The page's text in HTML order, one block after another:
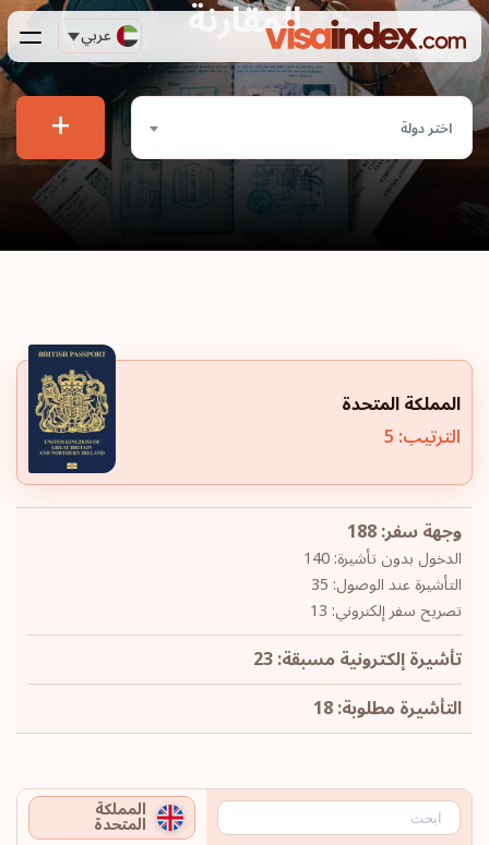
عربي المقارنة
اختر دولة +
المملكة المتحدة
الترتيب: 5
وجهة سفر: 188
الدخول بدون تأشيرة: 140
التأشيرة عند الوصول: 35
تصريح سفر إلكتروني: 13
تأشيرة إلكترونية مسبقة: 23
التأشيرة مطلوبة: 18
المملكة
المتحدة